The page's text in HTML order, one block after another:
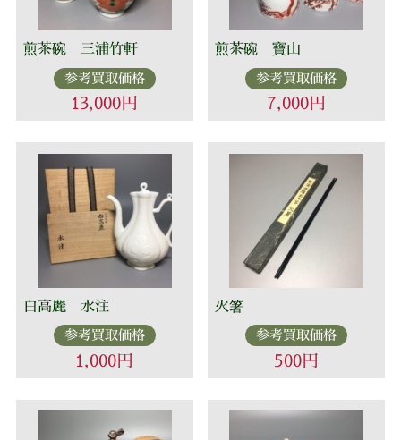
煎茶碗 三浦竹軒
参考買取価格
13,000円
煎茶碗 寶山
参考買取価格
7,000円
白高麗 水注
参考買取価格
1,000円
火箸
参考買取価格
500円